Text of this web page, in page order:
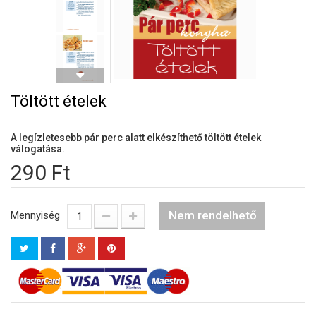
Töltött ételek
A legízletesebb pár perc alatt elkészíthető töltött ételek
válogatása.
290 Ft
Mennyiség Nem rendelhető